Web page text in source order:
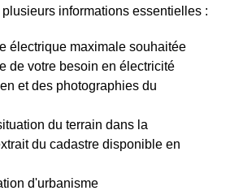
informations essentielles :
électrique maximale souhaitée
de votre besoin en électricité
et des photographies du
du terrain dans la
du cadastre disponible en
d'urbanisme